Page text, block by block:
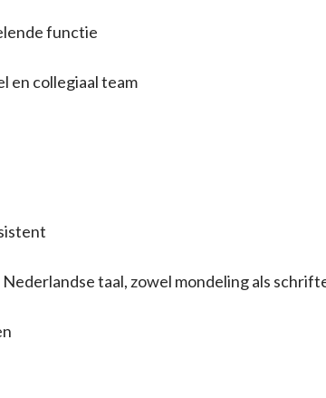
functie
collegiaal team
taal, zowel mondeling als